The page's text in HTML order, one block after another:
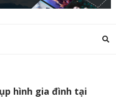
hình gia đình tại